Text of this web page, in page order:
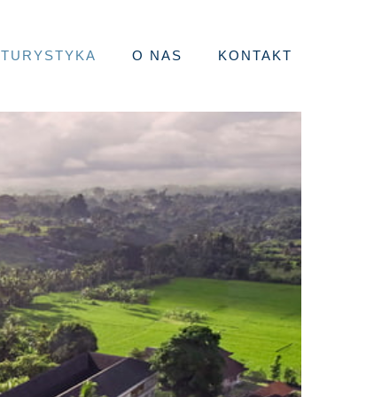
TURYSTYKA O NAS KONTAKT